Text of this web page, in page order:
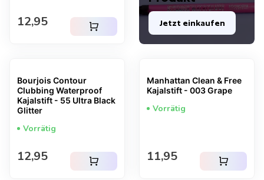
Jetzt einkaufen
Regulärer Preis
12,95 shopping_cart
Bourjois Contour
Clubbing Waterproof
Kajalstift - 55 Ultra Black
Glitter
Vorrätig
Regulärer Preis
12,95 shopping_cart
Manhattan Clean & Free
Kajalstift - 003 Grape
Vorrätig
Regulärer Preis
11,95 shopping_cart